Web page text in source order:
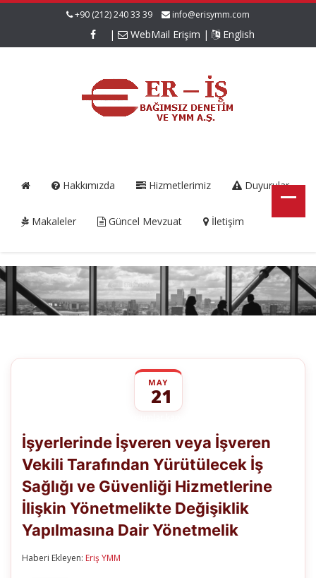
+90 (212) 240 33 39 info@erisymm.com
| WebMail Erişim | English
Hakkımızda Hizmetlerimiz Duyurular
Makaleler Güncel Mevzuat İletişim
MAY
21
veya
İşveren
Vekili
Yürütülecek
İş
Sağlığı
ve
Güvenliği
İşyerlerinde İşveren veya İşveren
Vekili Tarafından Yürütülecek İş
Sağlığı ve Güvenliği Hizmetlerine
İlişkin Yönetmelikte Değişiklik
Yapılmasına Dair Yönetmelik
Haberi Ekleyen: Eriş YMM